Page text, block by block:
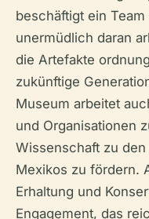
beschäftigt ein
unermüdlich daran
die Artefakte
zukünftige
Museum arbeitet
und Organisationen
Wissenschaft zu
Mexikos zu fördern.
Erhaltung und
Engagement, das